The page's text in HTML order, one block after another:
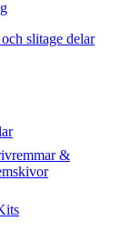
slitage delar
&